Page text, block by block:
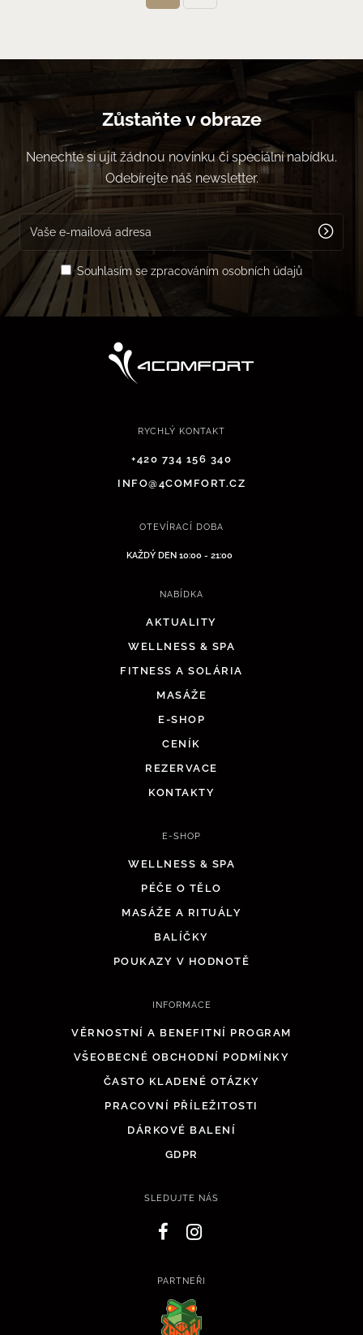
Zůstaňte v obraze
Nenechte si ujít žádnou novinku či speciální nabídku.
Odebírejte náš newsletter.
Souhlasím se zpracováním osobních údajů
RYCHLÝ KONTAKT
+420 734 156 340
INFO@4COMFORT.CZ
OTEVÍRACÍ DOBA
KAŽDÝ DEN 10:00 - 21:00
NABÍDKA
AKTUALITY
WELLNESS & SPA
FITNESS A SOLÁRIA
MASÁŽE
E-SHOP
CENÍK
REZERVACE
KONTAKTY
E-SHOP
WELLNESS & SPA
PÉČE O TĚLO
MASÁŽE A RITUÁLY
BALÍČKY
POUKAZY V HODNOTĚ
INFORMACE
VĚRNOSTNÍ A BENEFITNÍ PROGRAM
VŠEOBECNÉ OBCHODNÍ PODMÍNKY
ČASTO KLADENÉ OTÁZKY
PRACOVNÍ PŘÍLEŽITOSTI
DÁRKOVÉ BALENÍ
GDPR
SLEDUJTE NÁS
PARTNEŘI